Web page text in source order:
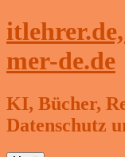
Zum
Inhalt
mer-de.de
KI, Bücher,
Datenschutz